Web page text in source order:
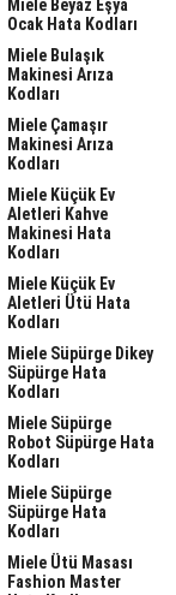
Miele Beyaz Eşya
Ocak Hata Kodları
Miele Bulaşık
Makinesi Arıza
Kodları
Miele Çamaşır
Makinesi Arıza
Kodları
Miele Küçük Ev
Aletleri Kahve
Makinesi Hata
Kodları
Miele Küçük Ev
Aletleri Ütü Hata
Kodları
Miele Süpürge Dikey
Süpürge Hata
Kodları
Miele Süpürge
Robot Süpürge Hata
Kodları
Miele Süpürge
Süpürge Hata
Kodları
Miele Ütü Masası
Fashion Master